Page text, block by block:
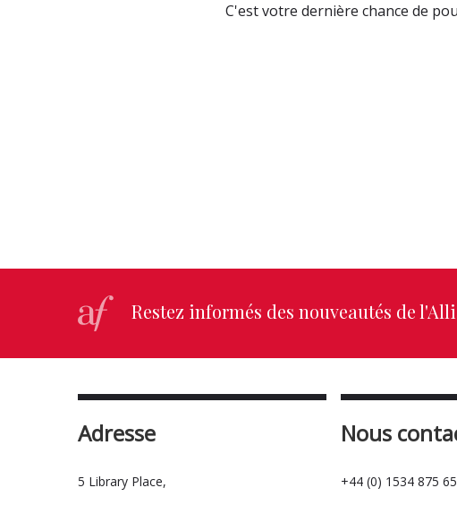
C'est votre dernière chance de
Restez informés des nouveautés de
Adresse
5 Library Place,
Nous
+44 (0) 1534 875